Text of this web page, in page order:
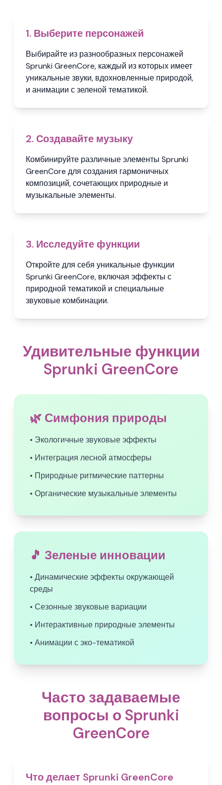
1. Выберите персонажей
Выбирайте из разнообразных персонажей
Sprunki GreenCore, каждый из которых имеет
уникальные звуки, вдохновленные природой,
и анимации с зеленой тематикой.
2. Создавайте музыку
Комбинируйте различные элементы Sprunki
GreenCore для создания гармоничных
композиций, сочетающих природные и
музыкальные элементы.
3. Исследуйте функции
Откройте для себя уникальные функции
Sprunki GreenCore, включая эффекты с
природной тематикой и специальные
звуковые комбинации.
Удивительные функции
Sprunki GreenCore
🌿 Симфония природы
• Экологичные звуковые эффекты
• Интеграция лесной атмосферы
• Природные ритмические паттерны
• Органические музыкальные элементы
🎵 Зеленые инновации
• Динамические эффекты окружающей
среды
• Сезонные звуковые вариации
• Интерактивные природные элементы
• Анимации с эко-тематикой
Часто задаваемые
вопросы о Sprunki
GreenCore
Что делает Sprunki GreenCore